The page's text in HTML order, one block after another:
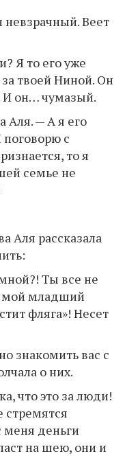
Веет
Я то его уже
твоей Ниной. Он
И он… чумазый.
Аля. — А я его
с
то я
семье не
Аля рассказала
Ты все не
мой младший
фляга»! Несет
знакомить вас с
о них.
что это за люди!
стремятся
меня деньги
на шею, они и